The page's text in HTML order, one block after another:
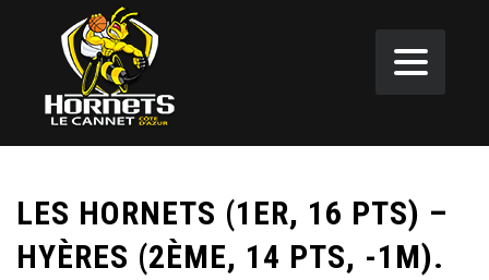
LES HORNETS (1ER, 16 PTS) –
HYÈRES (2ÈME, 14 PTS, -1M).